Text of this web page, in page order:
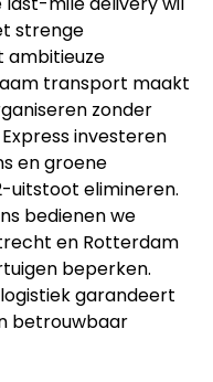
strenge
ambitieuze
transport maakt
zonder
investeren
en groene
uitstoot elimineren.
bedienen we
en Rotterdam
beperken.
garandeert
betrouwbaar